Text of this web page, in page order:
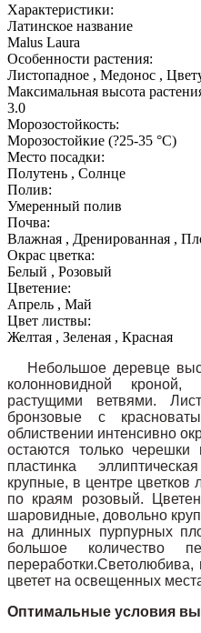
Характеристики:
Латинское название
Malus Laura
Особенности растения:
Листопадное , Медонос ,
Максимальная высота
3.0
Морозостойкость:
Морозостойкие (?25-35 °С)
Место посадки:
Полутень , Солнце
Полив:
Умеренный полив
Почва:
Влажная , Дренированная ,
Окрас цветка:
Белый , Розовый
Цветение:
Апрель , Май
Цвет листвы:
Желтая , Зеленая , Красная
Небольшое деревце
колонновидной кроной,
растущими ветвями.
бронзовые с
облиствении интенсивно
остаются только
пластинка
крупные, в центре цветков
по краям розовый.
шаровидные, довольно
на длинных пурпурных
большое количество
переработки.Светолюбива,
цветет на освещенных
Оптимальные условия